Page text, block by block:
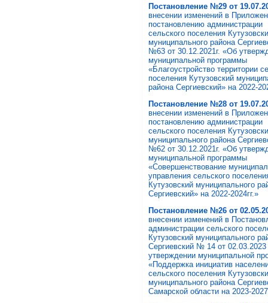
Постановление №29 от
внесении изменений в
постановлению администрации
сельского поселения
муниципального района
№63 от 30.12.2021г. «Об
муниципальной программы
«Благоустройство территории
поселения Кутузовский
района Сергиевский» на 2022-
Постановление №28 от
внесении изменений в
постановлению администрации
сельского поселения
муниципального района
№62 от 30.12.2021г. «Об
муниципальной программы
«Совершенствование
управления сельского
Кутузовский муниципального
Сергиевский» на 2022-2024гг.»
Постановление №26 от
внесении изменений в
администрации сельского
Кутузовский муниципального
Сергиевский № 14 от 02.03.2023
утверждении муниципальной
«Поддержка инициатив
сельского поселения
муниципального района
Самарской области на 2023-